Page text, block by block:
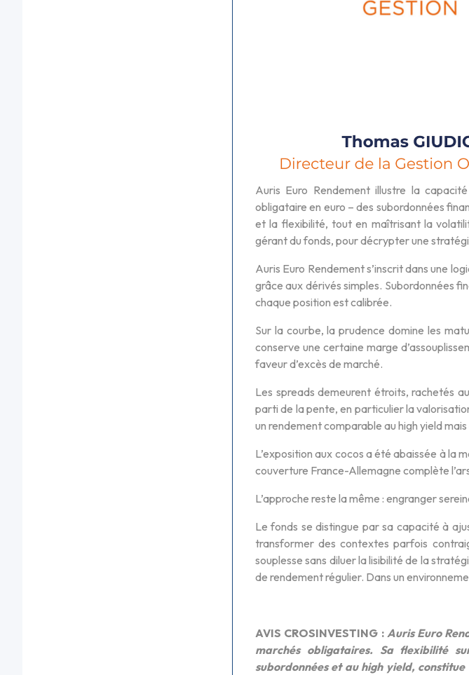
Auris Euro Rendement illustre la
obligataire en euro – des subordonnées
et la flexibilité, tout en maîtrisant la
gérant du fonds, pour décrypter une
Auris Euro Rendement s’inscrit dans une
grâce aux dérivés simples. Subordonnées
chaque position est calibrée.
Sur la courbe, la prudence domine les
conserve une certaine marge
faveur d’excès de marché.
Les spreads demeurent étroits, rachetés
parti de la pente, en particulier la
un rendement comparable au high yield
L’exposition aux cocos a été abaissée à la
couverture France-Allemagne complète
L’approche reste la même : engranger
Le fonds se distingue par sa capacité à
transformer des contextes parfois
souplesse sans diluer la lisibilité de la
de rendement régulier. Dans un
AVIS CROSINVESTING : Auris Euro
marchés obligataires. Sa flexibilité
subordonnées et au high yield,